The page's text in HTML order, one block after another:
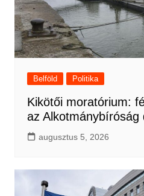
Belföld Politika
Kikötői moratórium:
az Alkotmánybíróság
augusztus 5, 2026